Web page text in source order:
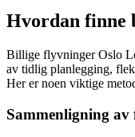
Hvordan finne
Billige flyvninger Oslo
av tidlig planlegging,
Her er noen viktige
Sammenligning av